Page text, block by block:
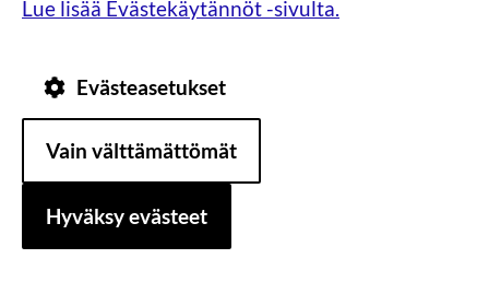
Hintsala Sara, Nivala
Laitala Laura, Haapavesi
Lötjönen Aino, Haapajärvi
Moisanen Johanna, Haapajärvi
Palo Janna, Haapajärvi
Palola Lyydia, Nivala
Pirttijärvi Iina, Kalajoki
Lue lisää Evästekäytännöt -sivulta.
Evästeasetukset
Vain välttämättömät
Hyväksy evästeet